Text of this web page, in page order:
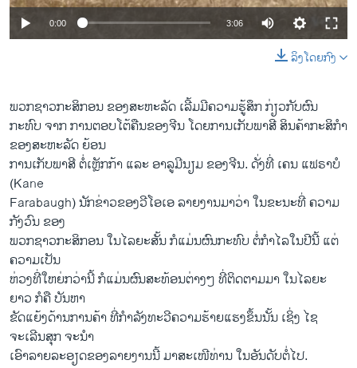
ທຸລະກິດ
ພາສາອັງກິດ
ລາຍການກະຈາຍສຽງ
ລາຍງານ
ຕິດຕາມພວກເຮົາ ທີ່
ພາສາຕ່າງໆ
0:00 3:06
ລິງໂດຍກົງ
ພວກຊາວກະສິກອນ ຂອງສະຫະລັດ ເລີ້ມມີຄວາມຮູ້ສຶກ ກ່ຽວກັບຜົນ
ກະທົບ ຈາກ ການຕອບໂຕ້ຄືນຂອງຈີນ ໂດຍການເກັບພາສີ ສິນຄ້າກະສິກຳ
ຂອງສະຫະລັດ ຍ້ອນ
ການເກັບພາສີ ຕໍ່ເຫຼັກກ້າ ແລະ ອາລູມີນຽມ ຂອງຈີນ. ດັ່ງທີ່ ເຄນ ແຟຣາບໍ
(Kane
Farabaugh) ນັກຂ່າວຂອງວີໂອເອ ລາຍງານມາວ່າ ໃນຂະນະທີ່ ຄວາມ
ກັງວົນ ຂອງ
ພວກຊາວກະສິກອນ ໃນໄລຍະສັ້ນ ກໍແມ່ນຜົນກະທົບ ຕໍ່ກຳໄລໃນປີນີ້ ແຕ່
ຄວາມເປັນ
ຫ່ວງທີ່ໃຫຍ່ກວ່ານີ້ ກໍແມ່ນຜົນສະທ້ອນຕ່າງໆ ທີ່ຕິດຕາມມາ ໃນໄລຍະ
ຍາວ ກໍຄື ບັນຫາ
ຂັດແຍ້ງດ້ານການຄ້າ ທີ່ກຳລັງທະວີຄວາມຮ້າຍແຮງຂຶ້ນນັ້ນ ເຊິ່ງ ໄຊ
ຈະເລີນສຸກ ຈະນຳ
ເອົາລາຍລະອຽດຂອງລາຍງານນີ້ ມາສະເໜີທ່ານ ໃນອັນດັບຕໍ່ໄປ.